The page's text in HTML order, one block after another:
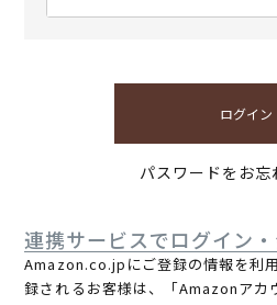
須)
ログイン
パスワードをお忘
連携サービスでログイン
Amazon.co.jpにご登録の情報を利
録されるお客様は、「Amazonアカ